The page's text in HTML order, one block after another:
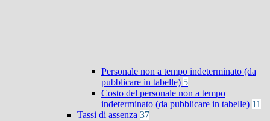
Personale non a tempo indeterminato (da
pubblicare in tabelle) 5
Costo del personale non a tempo
indeterminato (da pubblicare in tabelle) 11
Tassi di assenza 37